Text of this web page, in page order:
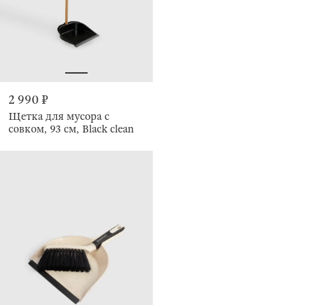
2 990 ₽
Щетка для мусора с
совком, 93 см, Black clean